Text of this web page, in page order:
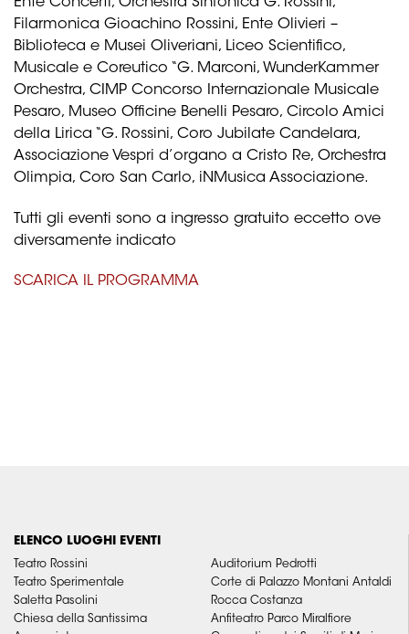
Ente Concerti, Orchestra Sinfonica G. Rossini,
Filarmonica Gioachino Rossini, Ente Olivieri –
Biblioteca e Musei Oliveriani, Liceo Scientifico,
Musicale e Coreutico “G. Marconi, WunderKammer
Orchestra, CIMP Concorso Internazionale Musicale
Pesaro, Museo Officine Benelli Pesaro, Circolo Amici
della Lirica “G. Rossini, Coro Jubilate Candelara,
Associazione Vespri d’organo a Cristo Re, Orchestra
Olimpia, Coro San Carlo, iNMusica Associazione.
Tutti gli eventi sono a ingresso gratuito eccetto ove
diversamente indicato
SCARICA IL PROGRAMMA
ELENCO LUOGHI EVENTI
Teatro Rossini
Teatro Sperimentale
Saletta Pasolini
Chiesa della Santissima
Auditorium Pedrotti
Corte di Palazzo Montani Antaldi
Rocca Costanza
Anfiteatro Parco Miralfiore